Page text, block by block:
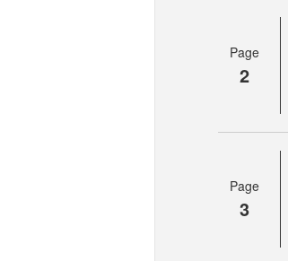
Page
2
Page
3